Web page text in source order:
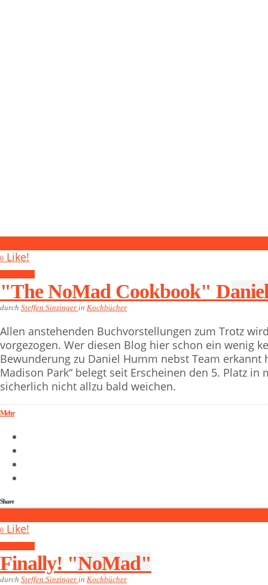
0 Like!
"The NoMad Cookbook"
durch Steffen Sinzinger in Kochbücher
Allen anstehenden Buchvorstellungen zum Trotz
vorgezogen. Wer diesen Blog hier schon ein wenig
Bewunderung zu Daniel Humm nebst Team erkannt
Madison Park“ belegt seit Erscheinen den 5. Platz
sicherlich nicht allzu bald weichen.
Mehr
Share
0 Like!
Finally! "NoMad"
durch Steffen Sinzinger in Kochbücher